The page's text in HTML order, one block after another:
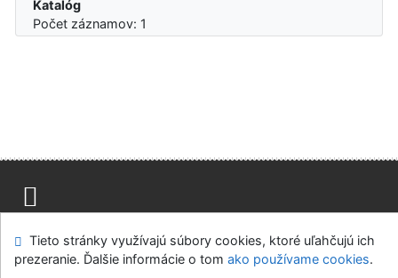
Katalóg
Počet záznamov: 1
Modul OpenSearch
Napíšte nám Nastavenie cookies
Tieto stránky využívajú súbory cookies, ktoré uľahčujú ich
prezeranie. Ďalšie informácie o tom ako používame cookies.